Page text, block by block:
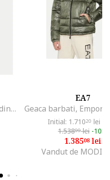
Geaca de tranzitie barbati, din bumbac, cu fermoar, verde
EA7
Initial: 1.71020 lei
1.53899lei -10%
1.38508 lei
Vandut de